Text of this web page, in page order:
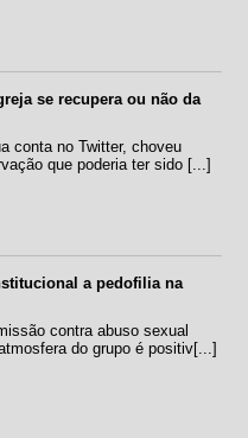
se recupera ou não da
conta no Twitter, choveu
que poderia ter sido [...]
a pedofilia na
contra abuso sexual
do grupo é positiv[...]